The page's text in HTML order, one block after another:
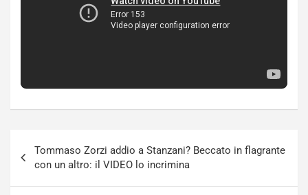
articoli
Tommaso Zorzi addio a Stanzani? Beccato in flagrante
con un altro: il VIDEO lo incrimina